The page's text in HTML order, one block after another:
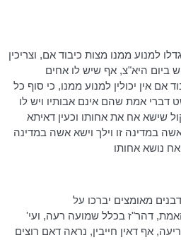
למנוע ממנו מצות כיבוד אם, וצריכין
ביום היא"צ, אף שיש לו אחים
אם אין יכולין למנוע ממנו, כי סוף כל
דברי אמת שהם אינם אבותיו ויש לו
שישא אח את אחותו וכעיןדאיתא
במדינה זו וילך וישא אשה במדינה
נושא אחותו
דבנים מאומצים יברכו על
האמת,דהר"ז בכלל שמועה רעה, ועי'
אףדאין חייבין, נראהדאם רוצים